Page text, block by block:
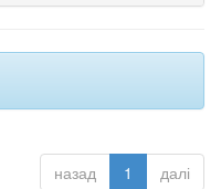
назад 1 далі